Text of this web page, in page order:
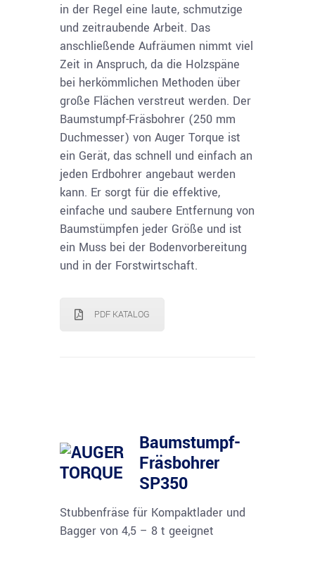
in der Regel eine laute, schmutzige
und zeitraubende Arbeit. Das
anschließende Aufräumen nimmt viel
Zeit in Anspruch, da die Holzspäne
bei herkömmlichen Methoden über
große Flächen verstreut werden. Der
Baumstumpf-Fräsbohrer (250 mm
Duchmesser) von Auger Torque ist
ein Gerät, das schnell und einfach an
jeden Erdbohrer angebaut werden
kann. Er sorgt für die effektive,
einfache und saubere Entfernung von
Baumstümpfen jeder Größe und ist
ein Muss bei der Bodenvorbereitung
und in der Forstwirtschaft.
PDF KATALOG
Baumstumpf-
Fräsbohrer
SP350
Stubbenfräse für Kompaktlader und
Bagger von 4,5 – 8 t geeignet